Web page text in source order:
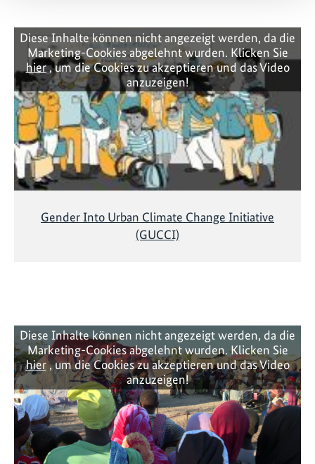
Diese Inhalte können nicht angezeigt werden, da die
Marketing-Cookies abgelehnt wurden. Klicken Sie
hier, um die Cookies zu akzeptieren und das Video
anzuzeigen!
Gender Into Urban Climate Change Initiative
(GUCCI)
Diese Inhalte können nicht angezeigt werden, da die
Marketing-Cookies abgelehnt wurden. Klicken Sie
hier, um die Cookies zu akzeptieren und das Video
anzuzeigen!